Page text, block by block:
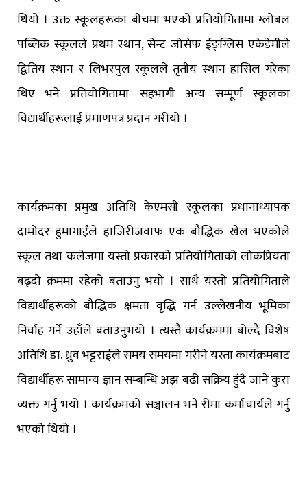
थियो । उक्त स्कूलहरूका बीचमा भएको प्रतियोगितामा ग्लोबल
पब्लिक स्कूलले प्रथम स्थान, सेन्ट जोसेफ ईङ्ग्लिस एकेडेमीले
द्वितिय स्थान र लिभरपुल स्कूलले तृतीय स्थान हासिल गरेका
थिए भने प्रतियोगितामा सहभागी अन्य सम्पूर्ण स्कूलका
विद्यार्थीहरूलाई प्रमाणपत्र प्रदान गरीयो ।
कार्यक्रमका प्रमुख अतिथि केएमसी स्कूलका प्रधानाध्यापक
दामोदर हुमागाईंले हाजिरीजवाफ एक बौद्धिक खेल भएकोले
स्कूल तथा कलेजमा यस्तो प्रकारको प्रतियोगिताको लोकप्रियता
बढ्दो क्रममा रहेको बताउनु भयो । साथै यस्तो प्रतियोगिताले
विद्यार्थीहरूको बौद्धिक क्षमता वृद्धि गर्न उल्लेखनीय भूमिका
निर्वाह गर्ने उहाँले बताउनुभयो । त्यस्तै कार्यक्रममा बोल्दै विशेष
अतिथि डा. ध्रुव भट्टराईले समय समयमा गरीने यस्ता कार्यक्रमबाट
विद्यार्थीहरू सामान्य ज्ञान सम्बन्धि अझ बढी सक्रिय हुंदै जाने कुरा
व्यक्त गर्नु भयो । कार्यक्रमको सञ्चालन भने रीमा कर्माचार्यले गर्नु
भएको थियो ।